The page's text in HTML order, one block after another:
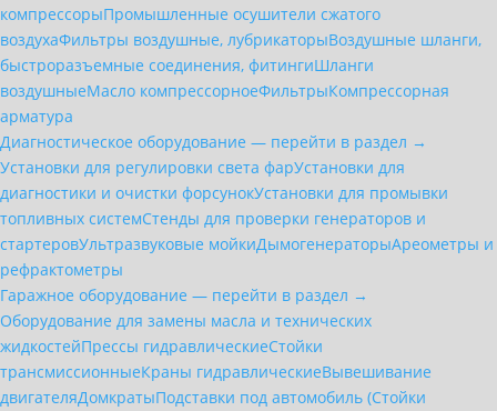
компрессорыПромышленные осушители сжатого
воздухаФильтры воздушные, лубрикаторыВоздушные шланги,
быстроразъемные соединения, фитингиШланги
воздушныеМасло компрессорноеФильтрыКомпрессорная
арматура
Диагностическое оборудование — перейти в раздел →
Установки для регулировки света фарУстановки для
диагностики и очистки форсунокУстановки для промывки
топливных системСтенды для проверки генераторов и
стартеровУльтразвуковые мойкиДымогенераторыАреометры и
рефрактометры
Гаражное оборудование — перейти в раздел →
Оборудование для замены масла и технических
жидкостейПрессы гидравлическиеСтойки
трансмиссионныеКраны гидравлическиеВывешивание
двигателяДомкратыПодставки под автомобиль (Стойки